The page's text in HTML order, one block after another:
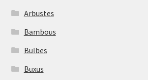
Arbustes
Bambous
Bulbes
Buxus